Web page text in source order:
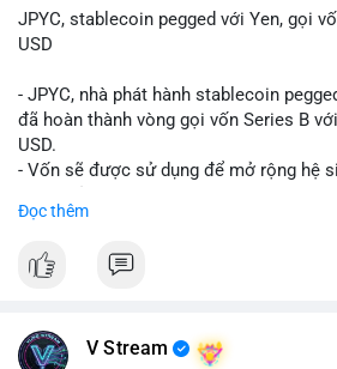
JPYC, stablecoin pegged với Yen, gọi
USD
- JPYC, nhà phát hành stablecoin
đã hoàn thành vòng gọi vốn Series B
USD.
- Vốn sẽ được sử dụng để mở rộng hệ
- Mục tiêu là tăng tốc độ przyjęcie của
- Đây là bước tiến quan trọng trong
Đọc thêm
V Stream